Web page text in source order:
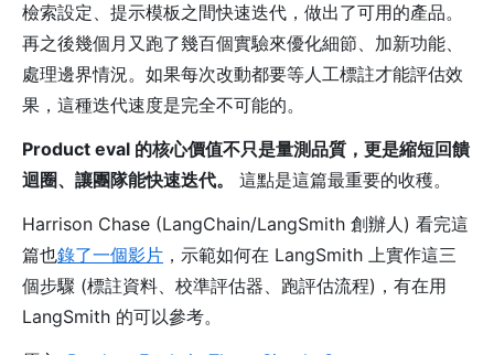
檢索設定、提示模板之間快速迭代，做出了可用的產品。
再之後幾個月又跑了幾百個實驗來優化細節、加新功能、
處理邊界情況。如果每次改動都要等人工標註才能評估效
果，這種迭代速度是完全不可能的。
Product eval 的核心價值不只是量測品質，更是縮短回饋
迴圈、讓團隊能快速迭代。
這點是這篇最重要的收穫。
Harrison Chase (LangChain/LangSmith 創辦人) 看完這
篇也錄了一個影片 ，示範如何在 LangSmith 上實作這三
個步驟 (標註資料、校準評估器、跑評估流程)，有在用
LangSmith 的可以參考。